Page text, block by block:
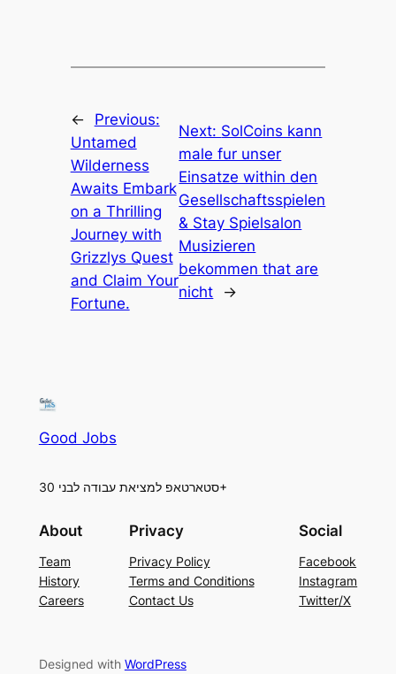
←
Previous:
Untamed
Wilderness
Awaits Embark
on a Thrilling
Journey with
Grizzlys Quest
and Claim Your
Fortune.
Next: SolCoins kann
male fur unser
Einsatze within den
Gesellschaftsspielen
& Stay Spielsalon
Musizieren
bekommen that are
nicht
→
Good Jobs
סטארטאפ למציאת עבודה לבני 30+
About
Team
History
Careers
Privacy
Privacy Policy
Terms and Conditions
Contact Us
Social
Facebook
Instagram
Twitter/X
Designed with WordPress